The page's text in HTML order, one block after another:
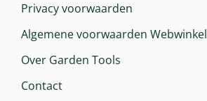
Privacy voorwaarden
Algemene voorwaarden Webwinkel
Over Garden Tools
Contact